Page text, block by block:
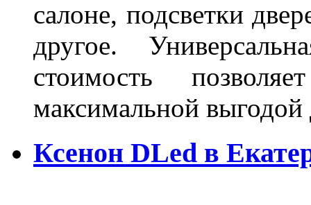
салоне, подсветки
другое.
стоимость
максимальной
Ксенон DLed в